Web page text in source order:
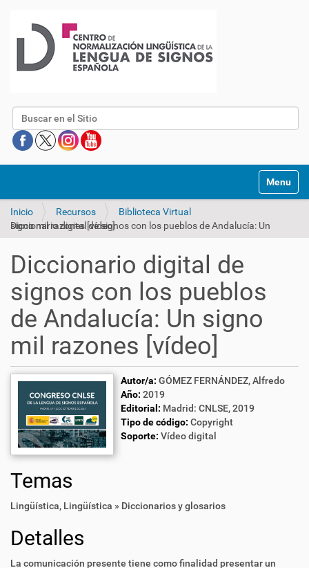
Buscar
Mostrar/
Inicio Recursos
Biblioteca Virtual
Diccionario digital de signos con los pueblos de Andalucía: Un signo mil razones [vídeo]
Diccionario digital de
signos con los pueblos
de Andalucía: Un signo
mil razones [vídeo]
Autor/a: GÓMEZ FERNÁNDEZ, Alfredo
Año: 2019
Editorial: Madrid: CNLSE, 2019
Tipo de código: Copyright
Soporte: Vídeo digital
Temas
Lingüística, Lingüística » Diccionarios y glosarios
Detalles
La comunicación presente tiene como finalidad presentar un